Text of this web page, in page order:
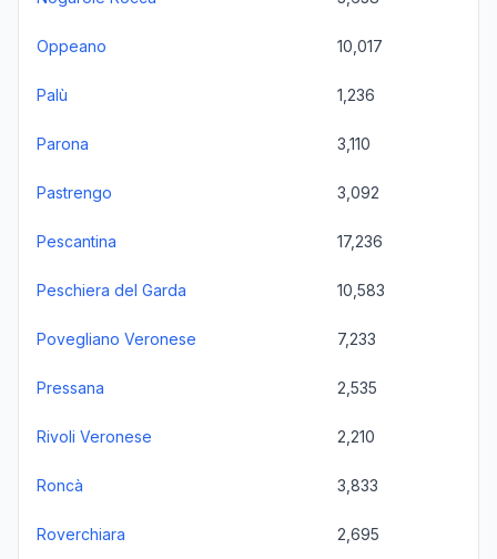
Oppeano 10,017
Palù 1,236
Parona 3,110
Pastrengo 3,092
Pescantina 17,236
Peschiera del Garda 10,583
Povegliano Veronese 7,233
Pressana 2,535
Rivoli Veronese 2,210
Roncà 3,833
Roverchiara 2,695